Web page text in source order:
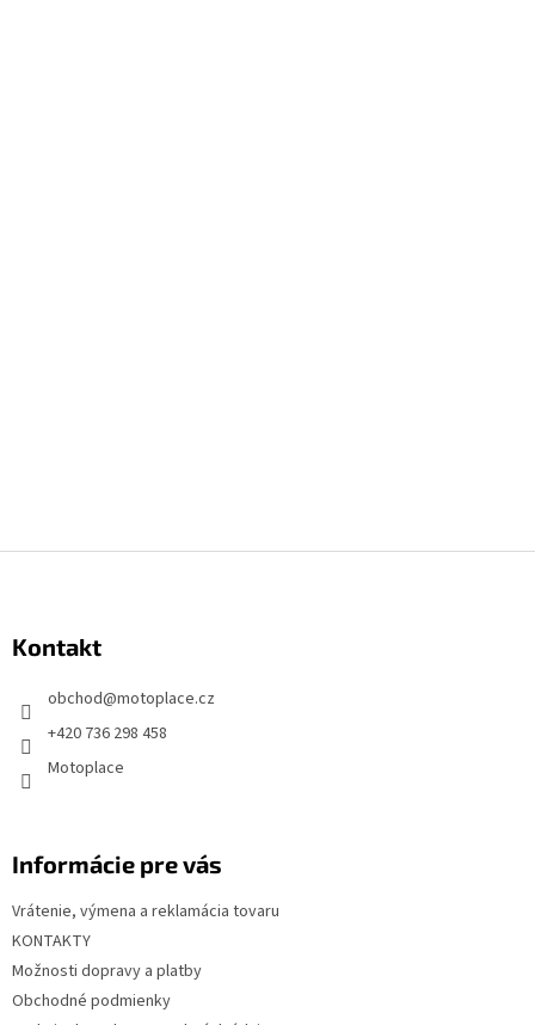
äKontakt
obchod@motoplace.cz
+420 736 298 458
Motoplace
Informácie pre vás
Vrátenie, výmena a reklamácia tovaru
KONTAKTY
Možnosti dopravy a platby
Obchodné podmienky